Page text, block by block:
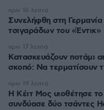
Συνελήφθη στη
τσιγαράδων του «Έντικ»
πριν 16 λεπτά
Κατασκευάζουν ποτάμι
σκοπό: Να τερματίσουν
πριν 17 λεπτά
Η Κέιτ Μος υιοθέτησε
συνδύασε δύο τσάντες
πριν 19 λεπτά